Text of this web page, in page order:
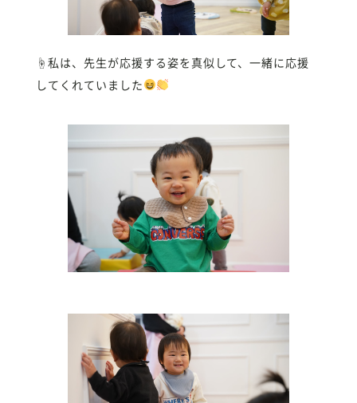
☝ 私は、先生が応援する姿を真似して、一緒に応援
してくれていました